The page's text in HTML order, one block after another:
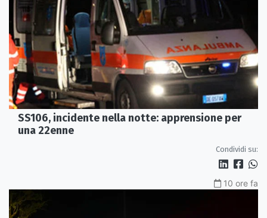
SS106, incidente nella notte: apprensione per
una 22enne
Condividi su:
10 ore fa